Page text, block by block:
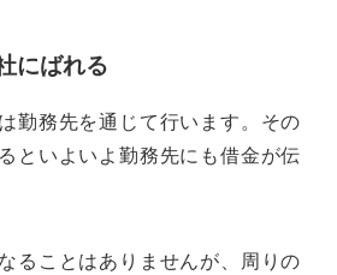
にばれる
勤務先を通じて行います。その
といよいよ勤務先にも借金が伝
ることはありませんが、周りの